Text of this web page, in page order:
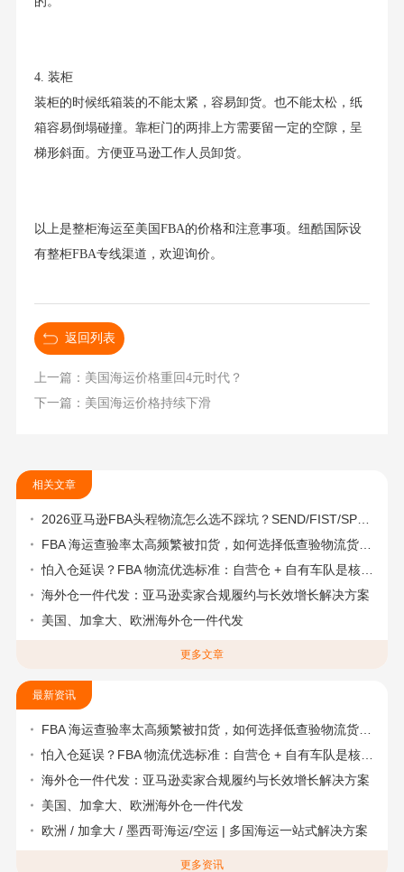
4. 装柜
装柜的时候纸箱装的不能太紧，容易卸货。也不能太松，纸
箱容易倒塌碰撞。靠柜门的两排上方需要留一定的空隙，呈
梯形斜面。方便亚马逊工作人员卸货。
以上是整柜海运至美国FBA的价格和注意事项。纽酷国际设
有整柜FBA专线渠道，欢迎询价。
返回列表
上一篇：美国海运价格重回4元时代？
下一篇：美国海运价格持续下滑
相关文章
2026亚马逊FBA头程物流怎么选不踩坑？SEND/FIST/SPN官方认证物流商，只有这家敢承诺“准达率第一”
FBA 海运查验率太高频繁被扣货，如何选择低查验物流货代？
怕入仓延误？FBA 物流优选标准：自营仓 + 自有车队是核心硬指标
海外仓一件代发：亚马逊卖家合规履约与长效增长解决方案
美国、加拿大、欧洲海外仓一件代发
更多文章
最新资讯
FBA 海运查验率太高频繁被扣货，如何选择低查验物流货代？
怕入仓延误？FBA 物流优选标准：自营仓 + 自有车队是核心硬指标
海外仓一件代发：亚马逊卖家合规履约与长效增长解决方案
美国、加拿大、欧洲海外仓一件代发
欧洲 / 加拿大 / 墨西哥海运/空运 | 多国海运一站式解决方案
更多资讯